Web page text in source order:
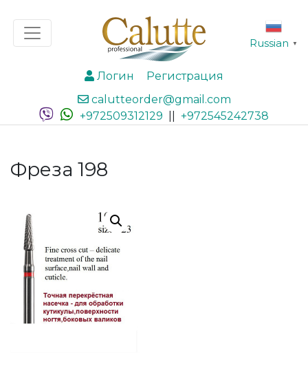
Логин
Регистрация
calutteorder@gmail.com
+972509312129
+972545242738
Russian ▼
Фреза 198